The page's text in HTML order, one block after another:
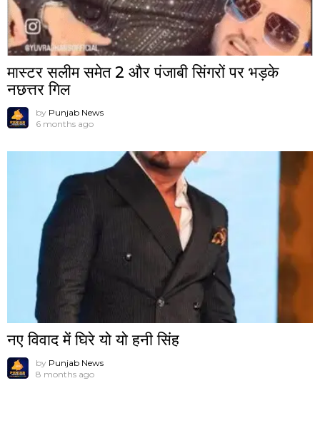
मास्टर सलीम समेत 2 और पंजाबी सिंगरों पर भड़के
नछत्तर गिल
by Punjab News
6 months ago
नए विवाद में घिरे यो यो हनी सिंह
by Punjab News
8 months ago